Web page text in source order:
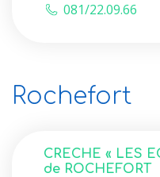
081/22.09.66
Rochefort
CRECHE « LES
de ROCHEFORT